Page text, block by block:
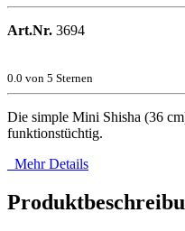
Art.Nr. 3694
0.0 von 5 Sternen
Die simple Mini Shisha (36
funktionstüchtig.
Mehr Details